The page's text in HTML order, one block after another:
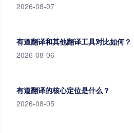
2026-08-07
有道翻译和其他翻译工具对比如何？
2026-08-06
有道翻译的核心定位是什么？
2026-08-05